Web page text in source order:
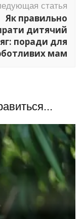
статья
Як правильно
дитячий
поради для
мам